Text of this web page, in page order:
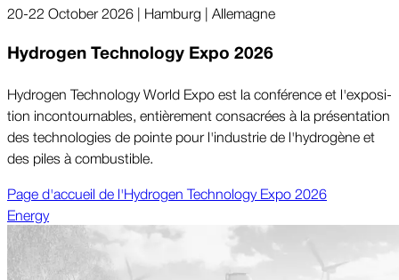
20-22 October 2026 | Hamburg | Allemagne
Hydrogen Technology Expo 2026
Hydrogen Technology World Expo est la conférence et l'ex­po­si­
tion in­con­tour­nables, en­tiè­re­ment con­sa­crées à la pré­sen­ta­tion
des tech­no­lo­gies de pointe pour l'in­dus­trie de l'hy­dro­gène et
des piles à com­bus­tible.
Page d'accueil de l'Hydrogen Tech­no­logy Expo 2026
Energy